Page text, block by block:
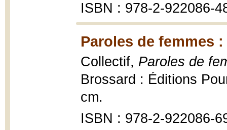
ISBN : 978-2-922086-
Paroles de femmes
Collectif, Paroles de
Brossard : Éditions
cm.
ISBN : 978-2-922086-